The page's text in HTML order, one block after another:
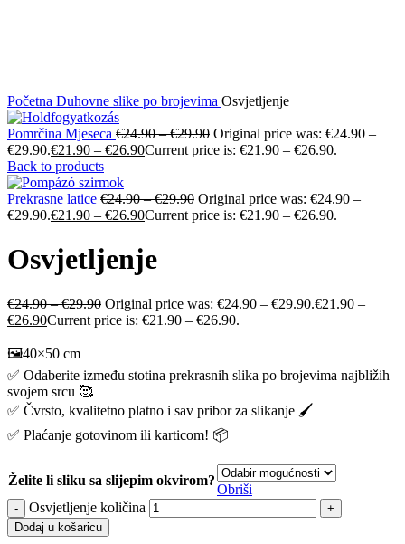
Početna Duhovne slike po brojevima Osvjetljenje
Pomrčina Mjeseca €24.90–€29.90 Original price was: €24.90 –
€29.90.€21.90 – €26.90Current price is: €21.90 – €26.90.
Back to products
Prekrasne latice €24.90–€29.90 Original price was: €24.90 –
€29.90.€21.90 – €26.90Current price is: €21.90 – €26.90.
Osvjetljenje
€24.90–€29.90 Original price was: €24.90 – €29.90.€21.90 –
€26.90Current price is: €21.90 – €26.90.
🖼️40×50 cm
✅ Odaberite između stotina prekrasnih slika po brojevima najbližih
svojem srcu 🥰
✅ Čvrsto, kvalitetno platno i sav pribor za slikanje 🖌️
✅ Plaćanje gotovinom ili karticom! 📦
Želite li sliku sa slijepim okvirom?
Obriši
Osvjetljenje količina
Dodaj u košaricu